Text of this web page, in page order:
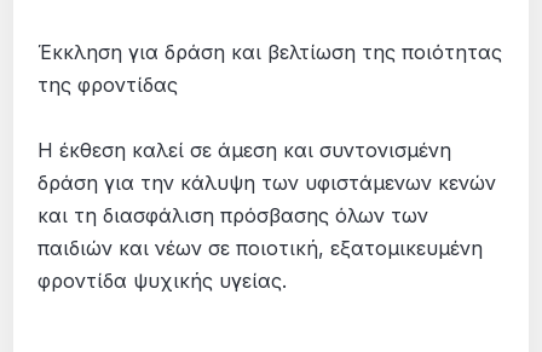
Έκκληση για δράση και βελτίωση της ποιότητας
της φροντίδας
Η έκθεση καλεί σε άμεση και συντονισμένη
δράση για την κάλυψη των υφιστάμενων κενών
και τη διασφάλιση πρόσβασης όλων των
παιδιών και νέων σε ποιοτική, εξατομικευμένη
φροντίδα ψυχικής υγείας.